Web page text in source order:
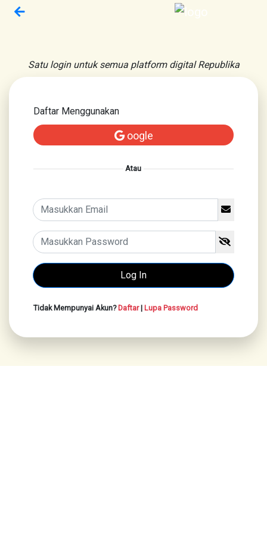
Satu login untuk semua platform digital Republika
Daftar Menggunakan
oogle
Atau
Tidak Mempunyai Akun?Daftar| Lupa Password